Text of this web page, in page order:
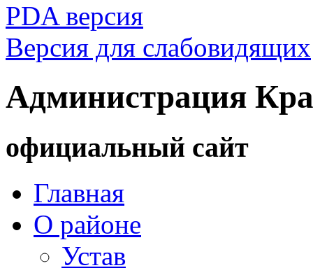
PDA версия
Версия для слабовидящих
Администрация
официальный сайт
Главная
О районе
Устав